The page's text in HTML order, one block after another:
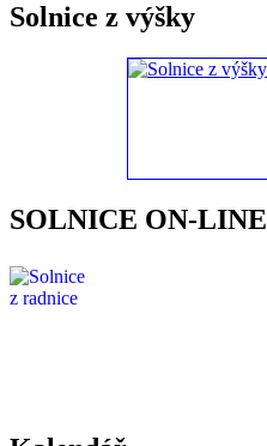
Solnice z výšky
SOLNICE ON-LINE